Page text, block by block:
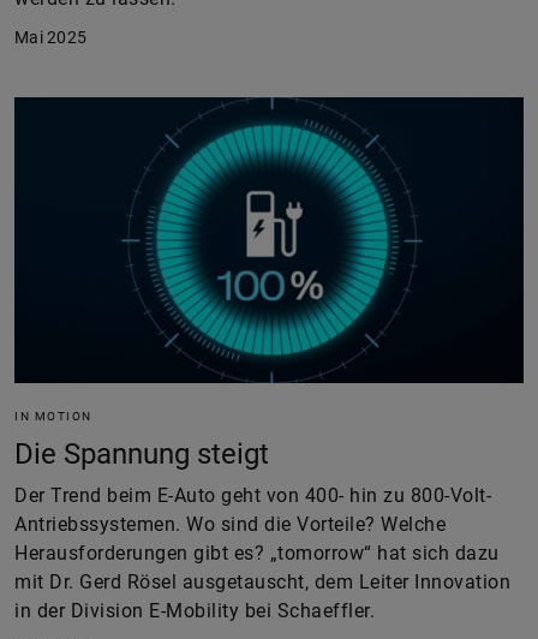
Mai 2025
IN MOTION
Die Spannung steigt
Der Trend beim E-Auto geht von 400- hin zu 800-Volt-
Antriebssystemen. Wo sind die Vorteile? Welche
Herausforderungen gibt es? „tomorrow“ hat sich dazu
mit Dr. Gerd Rösel ausgetauscht, dem Leiter Innovation
in der Division E-Mobility bei Schaeffler.